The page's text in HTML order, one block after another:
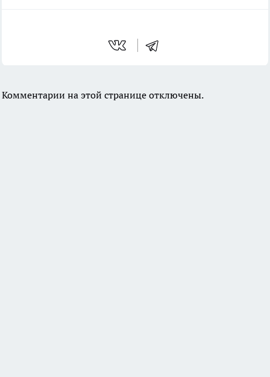
Комментарии на этой странице отключены.